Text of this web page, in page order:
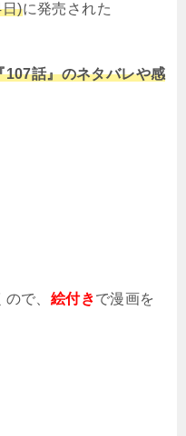
)に発売された
107話』のネタバレや感
で、 絵付きで漫画を